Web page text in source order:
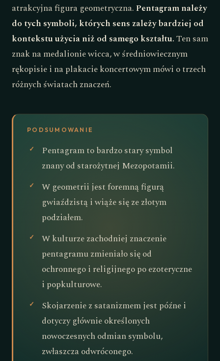
atrakcyjna figura geometryczna.Pentagram należy
do tych symboli, których sens zależy bardziej od
kontekstu użycia niż od samego kształtu.Ten sam
znak na medalionie wicca, w średniowiecznym
rękopisie i na plakacie koncertowym mówi o trzech
różnych światach znaczeń.
PODSUMOWANIE
Pentagram to bardzo stary symbol
znany od starożytnej Mezopotamii.
W geometrii jest foremną figurą
gwiaździstą i wiąże się ze złotym
podziałem.
W kulturze zachodniej znaczenie
pentagramu zmieniało się od
ochronnego i religijnego po ezoteryczne
i popkulturowe.
Skojarzenie z satanizmem jest późne i
dotyczy głównie określonych
nowoczesnych odmian symbolu,
zwłaszcza odwróconego.